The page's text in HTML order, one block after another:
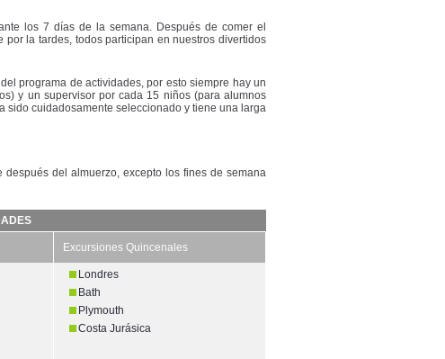
los 7 días de la semana. Después de comer el
la tardes, todos participan en nuestros divertidos
programa de actividades, por esto siempre hay un
y un supervisor por cada 15 niños (para alumnos
sido cuidadosamente seleccionado y tiene una larga
del almuerzo, excepto los fines de semana
Excursiones Quincenales
Londres
Bath
Plymouth
Costa Jurásica